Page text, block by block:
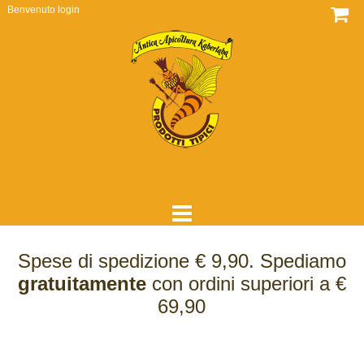
Benvenuto login
DOVE SIAMO
Spese di spedizione € 9,90. Spediamo
gratuitamentecon ordini superiori a €
69,90